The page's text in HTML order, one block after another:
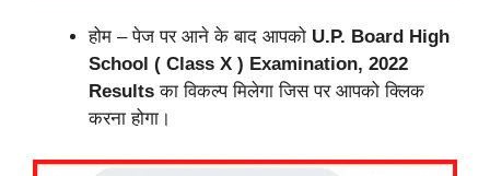
होम – पेज पर आने के बाद आपको U.P. Board High
School ( Class X ) Examination, 2022
Resultsका विकल्प मिलेगा जिस पर आपको क्लिक
करना होगा।